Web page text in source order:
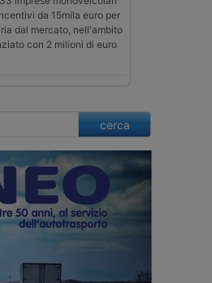
da 15mila euro per
dal mercato, nell'ambito
con 2 milioni di euro
cerca